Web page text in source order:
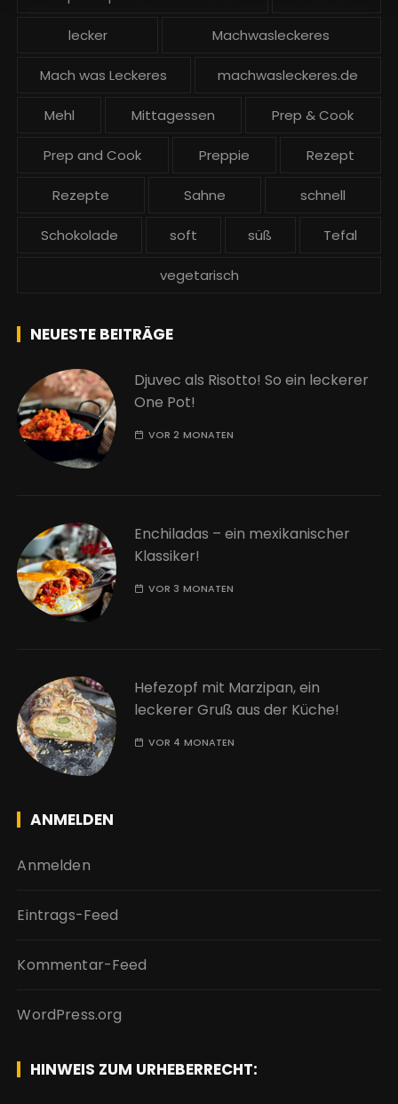
lecker Machwasleckeres
Mach was Leckeres machwasleckeres.de
Mehl Mittagessen Prep & Cook
Prep and Cook Preppie Rezept
Rezepte Sahne schnell
Schokolade soft süß Tefal
vegetarisch
NEUESTE BEITRÄGE
Djuvec als Risotto! So ein leckerer
One Pot!
VOR 2 MONATEN
Enchiladas – ein mexikanischer
Klassiker!
VOR 3 MONATEN
Hefezopf mit Marzipan, ein
leckerer Gruß aus der Küche!
VOR 4 MONATEN
ANMELDEN
Anmelden
Eintrags-Feed
Kommentar-Feed
WordPress.org
HINWEIS ZUM URHEBERRECHT: